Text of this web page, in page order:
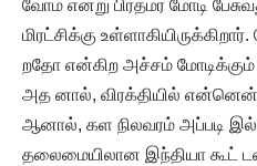
வோம் என்று பிரதமர் மோடி
மிரட்சிக்கு
றதோ என்கிற அச்சம் மோடிக்கும்
அத னால், விரக்தியில்
ஆனால், கள நிலவரம் அப்படி
தலைமையிலான இந்தியா கூட்